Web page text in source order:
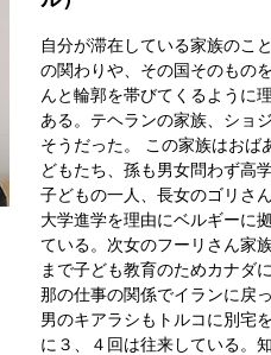
自分が滞在している家族のこ
の関わりや、その国そのもの
んと輪郭を帯びてくるように
ある。テヘランの家族、ショ
そうだった。 この家族はおば
どもたち、孫も男女問わず高
子どもの一人、長女のゴリさ
大学進学を理由にベルギーに
ている。次女のフーリさん家
まで子ども教育のためカナダ
那の仕事の関係でイランに戻
男のキアラシもトルコに別宅
に３、４回は往来している。